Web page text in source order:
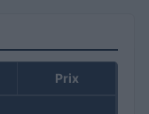
Prix